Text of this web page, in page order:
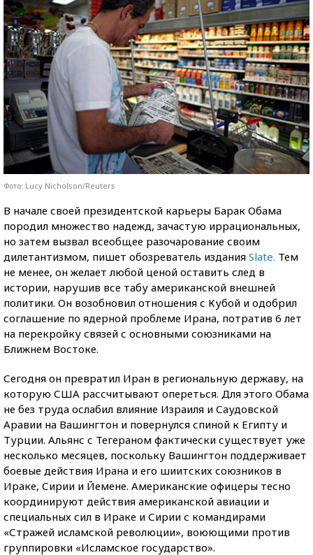
Фото: Lucy Nicholson/Reuters
В начале своей президентской карьеры Барак Обама
породил множество надежд, зачастую иррациональных,
но затем вызвал всеобщее разочарование своим
дилетантизмом, пишет обозреватель издания Slate. Тем
не менее, он желает любой ценой оставить след в
истории, нарушив все табу американской внешней
политики. Он возобновил отношения с Кубой и одобрил
соглашение по ядерной проблеме Ирана, потратив 6 лет
на перекройку связей с основными союзниками на
Ближнем Востоке.
Сегодня он превратил Иран в региональную державу, на
которую США рассчитывают опереться. Для этого Обама
не без труда ослабил влияние Израиля и Саудовской
Аравии на Вашингтон и повернулся спиной к Египту и
Турции. Альянс с Тегераном фактически существует уже
несколько месяцев, поскольку Вашингтон поддерживает
боевые действия Ирана и его шиитских союзников в
Ираке, Сирии и Йемене. Американские офицеры тесно
координируют действия американской авиации и
специальных сил в Ираке и Сирии с командирами
«Стражей исламской революции», воюющими против
группировки «Исламское государство».